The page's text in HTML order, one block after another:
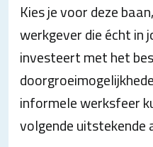
Kies je voor deze
werkgever die écht in
investeert met het
informele werksfeer
volgende uitstekende